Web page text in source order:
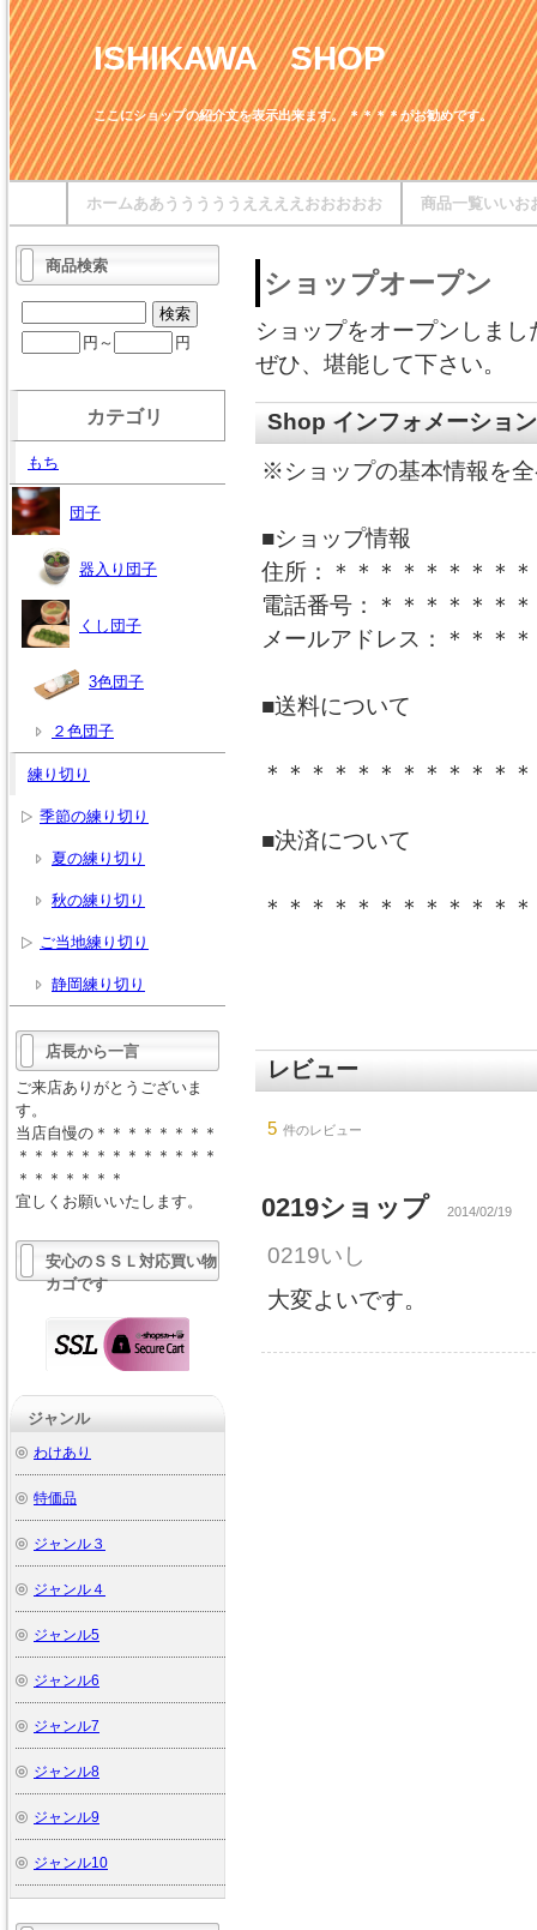
ISHIKAWA SHOP
ここにショップの紹介文を表示出来ます。 ＊＊＊＊がお勧めです。
商品一覧いいお
ホームああうううううええええおおおおお
ショップオープン
ショップをオープンしまし
ぜひ、堪能して下さい。
Shop インフォメーション
※ショップの基本情報を
■ショップ情報
住所：＊＊＊＊＊＊＊＊
電話番号：＊＊＊＊＊＊
メールアドレス：＊＊＊
■送料について
＊＊＊＊＊＊＊＊＊＊＊
■決済について
＊＊＊＊＊＊＊＊＊＊＊
レビュー
5 件のレビュー
0219ショップ 2014/02/19
0219いし
大変よいです。
商品検索
円～ 円
カテゴリ
もち
団子
器入り団子
くし団子
3色団子
２色団子
練り切り
季節の練り切り
夏の練り切り
秋の練り切り
ご当地練り切り
静岡練り切り
店長から一言
ご来店ありがとうございま
す。
当店自慢の＊＊＊＊＊＊＊＊
＊＊＊＊＊＊＊＊＊＊＊＊＊
＊＊＊＊＊＊＊
宜しくお願いいたします。
安心のＳＳＬ対応買い物
カゴです
ジャンル
わけあり
特価品
ジャンル３
ジャンル４
ジャンル5
ジャンル6
ジャンル7
ジャンル8
ジャンル9
ジャンル10